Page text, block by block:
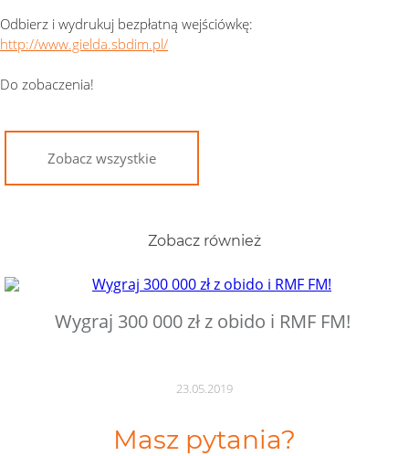
Odbierz i wydrukuj bezpłatną wejściówkę:
http://www.gielda.sbdim.pl/
Do zobaczenia!
Zobacz wszystkie
Zobacz również
Wygraj 300 000 zł z obido i RMF FM!
23.05.2019
Masz pytania?